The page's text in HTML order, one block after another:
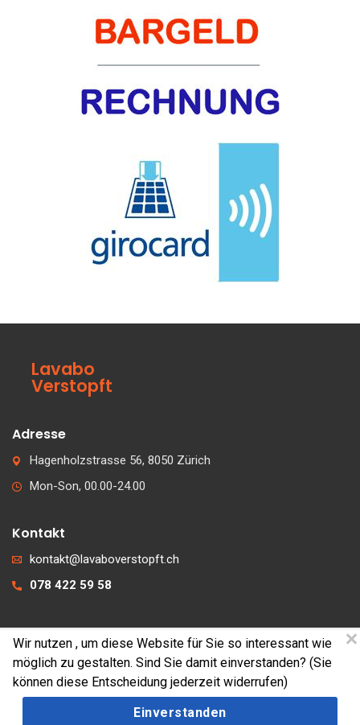
Lavabo
Verstopft
Adresse
Hagenholzstrasse 56, 8050 Zürich
Mon-Son, 00.00-24.00
Kontakt
kontakt@lavaboverstopft.ch
078 422 59 58
© 2026 lavaboverstopft.ch
Kontakt
Impressum
Cookies
Wir nutzen , um diese Website für Sie so interessant wie
möglich zu gestalten. Sind Sie damit einverstanden? (Sie
können diese Entscheidung jederzeit widerrufen)
Einverstanden